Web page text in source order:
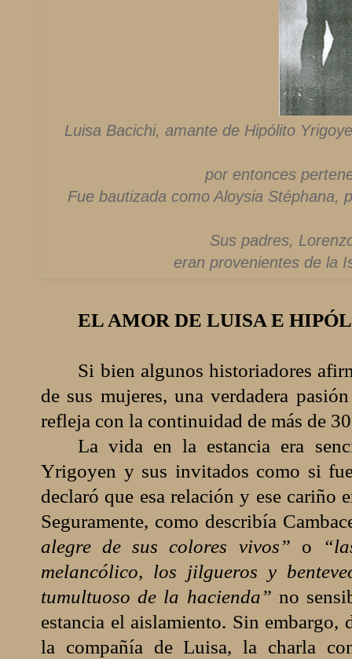
Luisa Bacichi, amante de Hipólito
por entonces
Fue bautizada como Aloysia Stéphana,
Sus padres,
eran provenientes de la
EL AMOR DE LUISA E
Si bien algunos historiadores
de sus mujeres, una verdadera
refleja con la continuidad de más de
La vida en la estancia era
Yrigoyen y sus invitados como si
declaró que esa relación y ese cariño
Seguramente, como describía
alegre de sus colores vivos” o
melancólico, los jilgueros y
tumultuoso de la hacienda” no
estancia el aislamiento. Sin embargo,
la compañía de Luisa, la charla